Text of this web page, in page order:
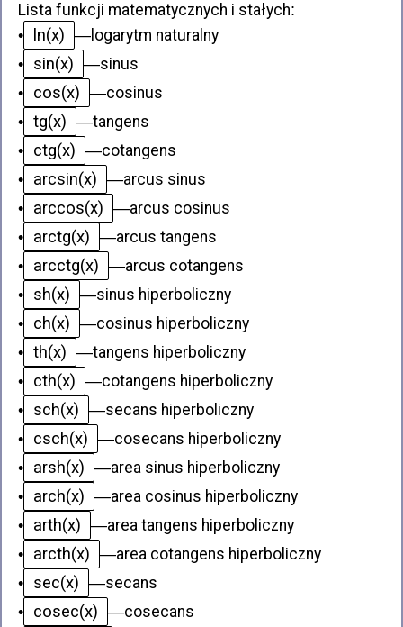
Lista funkcji matematycznych i stałych:
•
ln(x) —logarytm naturalny
•
sin(x) —sinus
•
cos(x) —cosinus
• tg(x) —tangens
•
ctg(x) —cotangens
•
arcsin(x) —arcus sinus
•
arccos(x) —arcus cosinus
•
arctg(x) —arcus tangens
•
arcctg(x) —arcus cotangens
•
sh(x) —sinus hiperboliczny
•
ch(x) —cosinus hiperboliczny
• th(x) —tangens hiperboliczny
•
cth(x) —cotangens hiperboliczny
•
sch(x) —secans hiperboliczny
•
csch(x) —cosecans hiperboliczny
•
arsh(x) —area sinus hiperboliczny
•
arch(x) —area cosinus hiperboliczny
•
arth(x) —area tangens hiperboliczny
•
arcth(x) —area cotangens hiperboliczny
•
sec(x) —secans
•
cosec(x) —cosecans